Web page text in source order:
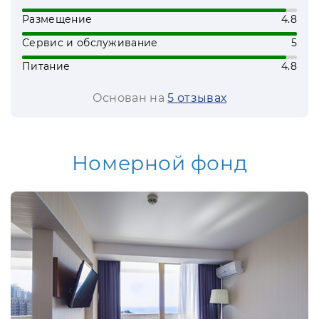
Размещение
4.8
Сервис и обслуживание
5
Питание
4.8
Основан на5 отзывах
Номерной фонд